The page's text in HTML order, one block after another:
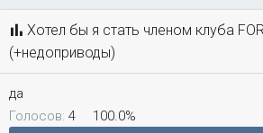
т
р
м
н
Хотел бы я стать членом клуба
(+недоприводы)
да
Голосов: 4 100.0%